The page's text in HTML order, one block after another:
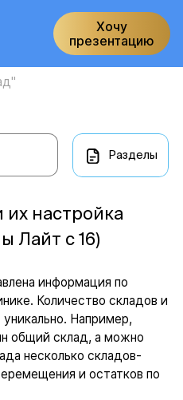
Хочу
презентацию
Разделы
их настройка
Лайт с 16)
информация по
Количество складов и
уникально. Например,
общий склад, а можно
несколько складов-
и остатков по